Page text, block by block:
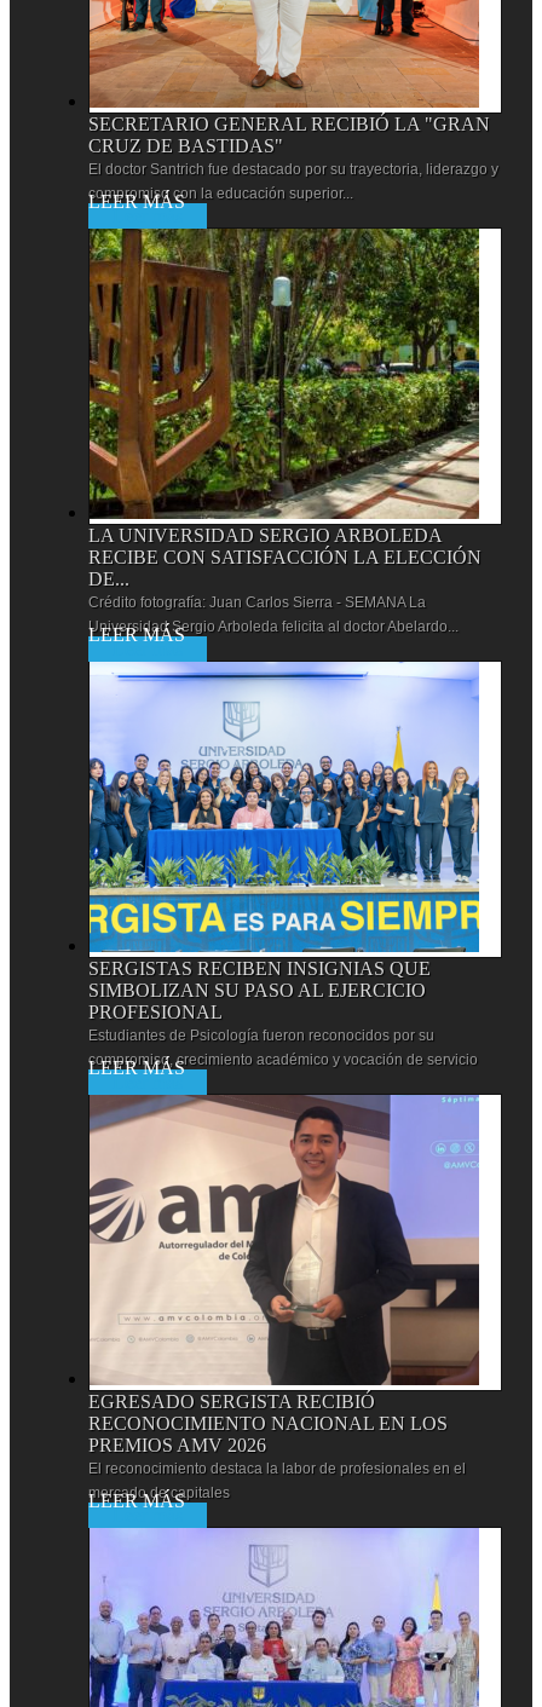
SECRETARIO GENERAL RECIBIÓ LA "GRAN
CRUZ DE BASTIDAS"
El doctor Santrich fue destacado por su trayectoria, liderazgo y
compromiso con la educación superior...
LA UNIVERSIDAD SERGIO ARBOLEDA
RECIBE CON SATISFACCIÓN LA ELECCIÓN
DE...
Crédito fotografía: Juan Carlos Sierra - SEMANA La
Universidad Sergio Arboleda felicita al doctor Abelardo...
SERGISTAS RECIBEN INSIGNIAS QUE
SIMBOLIZAN SU PASO AL EJERCICIO
PROFESIONAL
Estudiantes de Psicología fueron reconocidos por su
compromiso, crecimiento académico y vocación de servicio
EGRESADO SERGISTA RECIBIÓ
RECONOCIMIENTO NACIONAL EN LOS
PREMIOS AMV 2026
El reconocimiento destaca la labor de profesionales en el
mercado de capitales